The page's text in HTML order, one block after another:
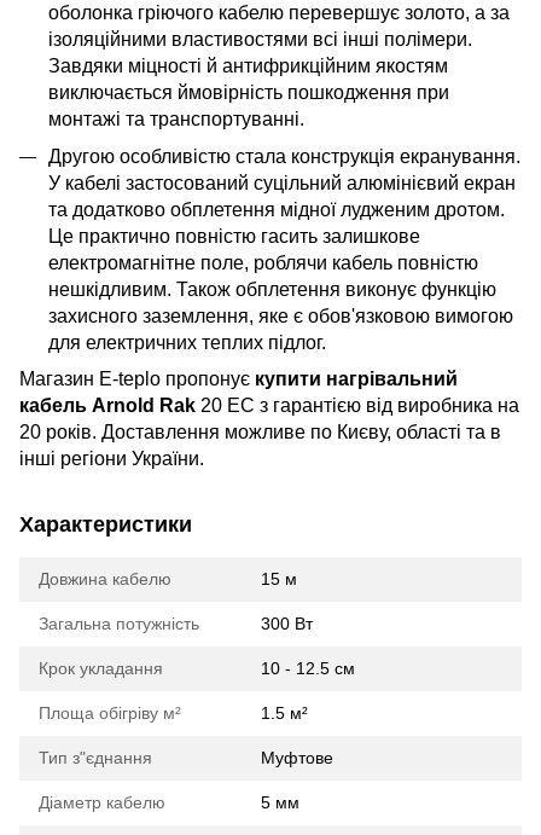
оболонка гріючого кабелю перевершує золото, а за
ізоляційними властивостями всі інші полімери.
Завдяки міцності й антифрикційним якостям
виключається ймовірність пошкодження при
монтажі та транспортуванні.
Другою особливістю стала конструкція екранування.
У кабелі застосований суцільний алюмінієвий екран
та додатково обплетення мідної лудженим дротом.
Це практично повністю гасить залишкове
електромагнітне поле, роблячи кабель повністю
нешкідливим. Також обплетення виконує функцію
захисного заземлення, яке є обов'язковою вимогою
для електричних теплих підлог.
Магазин E-teplo пропонує купити нагрівальний
кабель Arnold Rak 20 EC з гарантією від виробника на
20 років. Доставлення можливе по Києву, області та в
інші регіони України.
Характеристики
Довжина кабелю 15 м
Загальна потужність 300 Вт
Крок укладання 10 - 12.5 см
Площа обігріву м² 1.5 м²
Тип з"єднання Муфтове
Діаметр кабелю 5 мм